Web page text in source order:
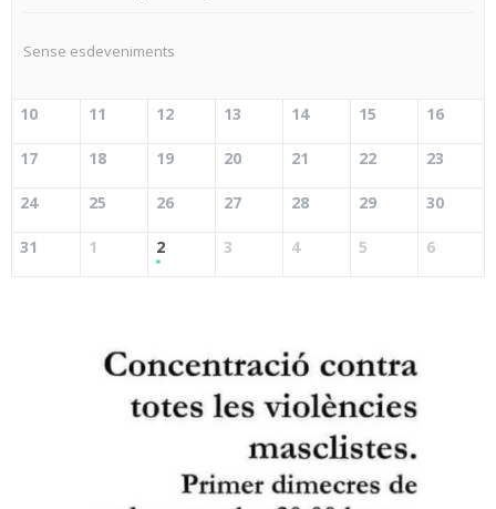
Sense esdeveniments
10 11 12 13 14 15 16
17 18 19 20 21 22 23
24 25 26 27 28 29 30
31 1 2 3 4 5 6